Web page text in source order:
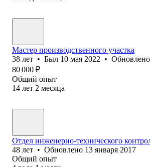
Мастер производственного участка
38 лет • Был 10 мая 2022 • Обновлено
80 000 ₽
Общий опыт
14 лет 2 месяца
Отдел инженерно-технического
48 лет • Обновлено 13 января 2017
Общий опыт